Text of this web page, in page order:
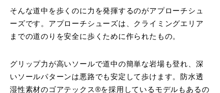
そんな道中を歩くのに力を発揮するのがアプローチシュ
ーズです。アプローチシューズは、クライミングエリア
までの道のりを安全に歩くために作られたもの。
グリップ力が高いソールで道中の簡単な岩場も登れ、深
いソールパターンは悪路でも安定して歩けます。防水透
湿性素材のゴアテックス®を採用しているモデルもあるの